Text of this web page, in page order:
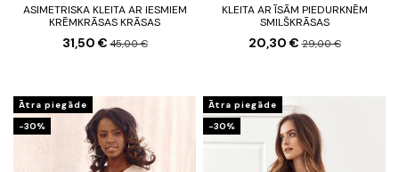
ASIMETRISKA KLEITA AR IESMIEM
KRĒMKRĀSAS KRĀSAS
31,50 €45,00 €
KLEITA AR ĪSĀM PIEDURKNĒM
SMILŠKRĀSAS
20,30 €29,00 €
Ātra piegāde
-30%
Ātra piegāde
-30%